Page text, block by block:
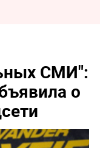
СМИ":
о